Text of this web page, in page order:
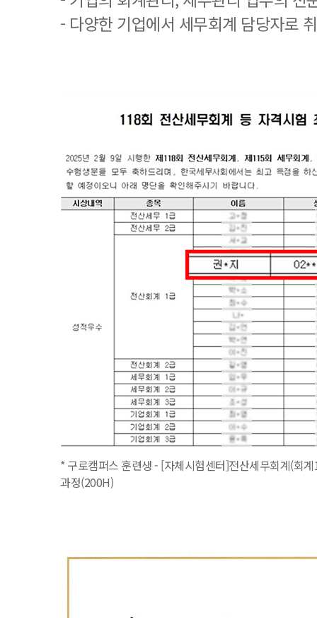
- 다양한 기업에서 세무회계 담당자로
* 구로캠퍼스 훈련생 - [자체시험센터]전산세무회계(회
과정(200H)